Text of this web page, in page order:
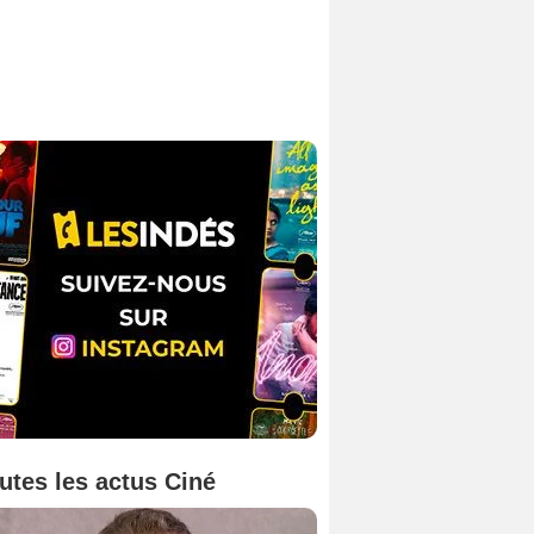
les actus Ciné